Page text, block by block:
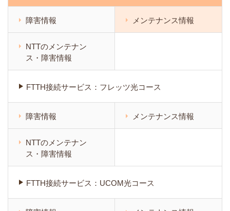
障害情報 メンテナンス情報
NTTのメンテナン
ス・障害情報
FTTH接続サービス：フレッツ光コース
障害情報 メンテナンス情報
NTTのメンテナン
ス・障害情報
FTTH接続サービス：UCOM光コース